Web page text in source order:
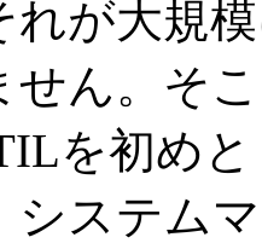
れが大規
せん。そ
を初め
システム